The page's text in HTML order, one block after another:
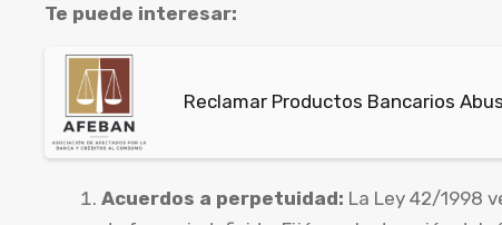
Te puede interesar:
Reclamar Productos Bancarios
Acuerdos a perpetuidad: La Ley 42/1998